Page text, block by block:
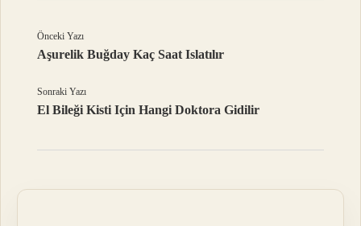
Önceki Yazı
Aşurelik Buğday Kaç Saat Islatılır
Sonraki Yazı
El Bileği Kisti Için Hangi Doktora Gidilir